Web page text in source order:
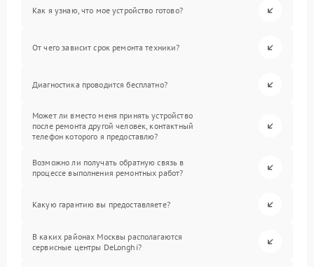
Как я узнаю, что мое устройство готово?
От чего зависит срок ремонта техники?
Диагностика проводится бесплатно?
Может ли вместо меня принять устройство
после ремонта другой человек, контактный
телефон которого я предоставлю?
Возможно ли получать обратную связь в
процессе выполнения ремонтных работ?
Какую гарантию вы предоставляете?
В каких районах Москвы располагаются
сервисные центры DeLonghi?